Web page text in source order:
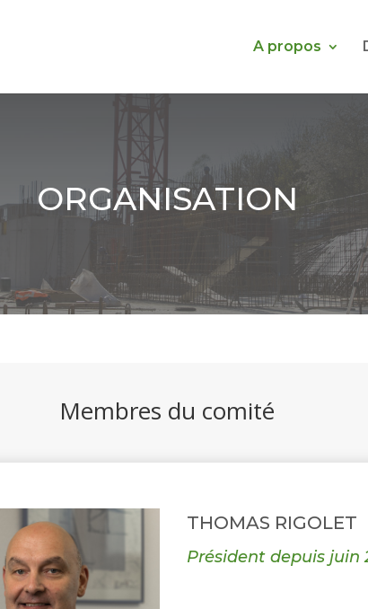
A propos
ORGANISATION
Membres du comité
THOMAS RIGOLET
Président depuis juin